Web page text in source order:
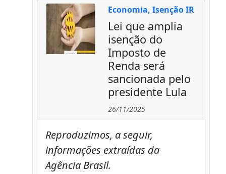
Economia, Isenção IR
Lei que amplia
isenção do
Imposto de
Renda será
sancionada pelo
presidente Lula
26/11/2025
Reproduzimos, a seguir,
informações extraídas da
Agência Brasil.